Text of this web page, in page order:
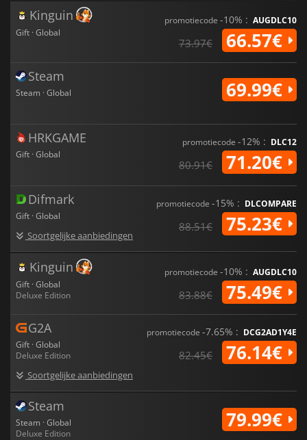
avatar aan en smeed nieuwe vriendschappen via het
prachtige spel.
Kinguin
Gift · Global
promotiecode -10% : AUGDLC10
73.97€ 66.57€
Steam
Steam · Global 69.99€
HRKGAME
Gift · Global
promotiecode -12% : DLC12
80.91€ 71.20€
Difmark
Gift · Global
Soortgelijke aanbiedingen
promotiecode -15% : DLCOMPARE
88.51€ 75.23€
Kinguin
Gift · Global
Deluxe Edition
promotiecode -10% : AUGDLC10
83.88€ 75.49€
G2A
Gift · Global
Deluxe Edition
Soortgelijke aanbiedingen
promotiecode -7.65% : DCG2AD1Y4E
82.45€ 76.14€
Steam
Steam · Global
Deluxe Edition
79.99€